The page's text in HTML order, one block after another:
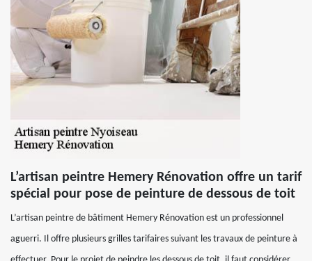
L’artisan peintre Hemery Rénovation offre un tarif
spécial pour pose de peinture de dessous de toit
L’artisan peintre de bâtiment Hemery Rénovation est un professionnel
aguerri. Il offre plusieurs grilles tarifaires suivant les travaux de peinture à